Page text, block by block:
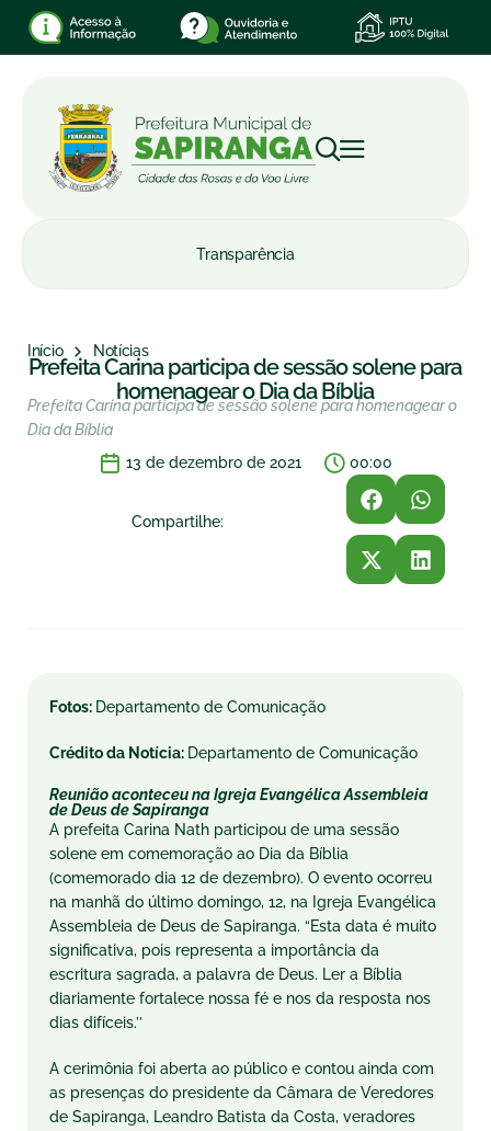
Transparência
Início Notícias
Prefeita Carina participa de sessão solene para
homenagear o Dia da Bíblia
Prefeita Carina participa de sessão solene para homenagear o
Dia da Bíblia
13 de dezembro de 2021
00:00
Compartilhe:
Fotos: Departamento de Comunicação
Crédito da Notícia: Departamento de Comunicação
Reunião aconteceu na Igreja Evangélica Assembleia
de Deus de Sapiranga
A prefeita Carina Nath participou de uma sessão
solene em comemoração ao Dia da Bíblia
(comemorado dia 12 de dezembro). O evento ocorreu
na manhã do último domingo, 12, na Igreja Evangélica
Assembleia de Deus de Sapiranga. “Esta data é muito
significativa, pois representa a importância da
escritura sagrada, a palavra de Deus. Ler a Bíblia
diariamente fortalece nossa fé e nos da resposta nos
dias difíceis.’’
A cerimônia foi aberta ao público e contou ainda com
as presenças do presidente da Câmara de Veredores
de Sapiranga, Leandro Batista da Costa, veradores